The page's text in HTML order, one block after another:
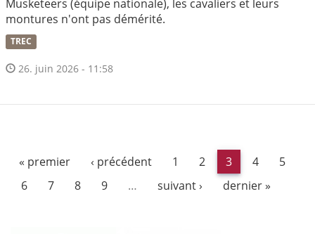
Musketeers (équipe nationale), les cavaliers et leurs
montures n'ont pas démérité.
TREC
26. juin 2026 - 11:58
« premier ‹ précédent 1 2 3 4
5
6
7 8 9 … suivant › dernier »